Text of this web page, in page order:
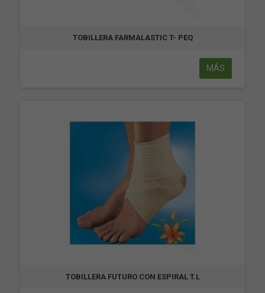
TOBILLERA FARMALASTIC T- PEQ
MÁS
TOBILLERA FUTURO CON ESPIRAL T.L